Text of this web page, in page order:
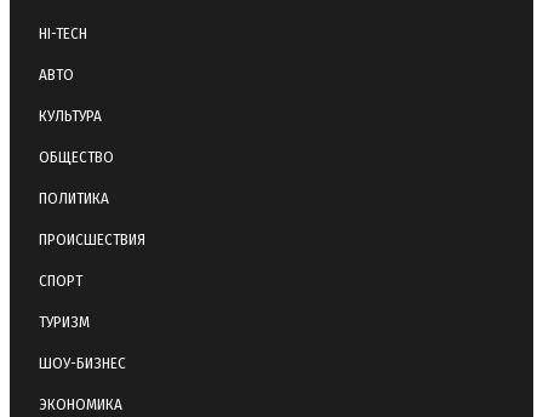
HI-TECH
АВТО
КУЛЬТУРА
ОБЩЕСТВО
ПОЛИТИКА
ПРОИСШЕСТВИЯ
СПОРТ
ТУРИЗМ
ШОУ-БИЗНЕС
ЭКОНОМИКА